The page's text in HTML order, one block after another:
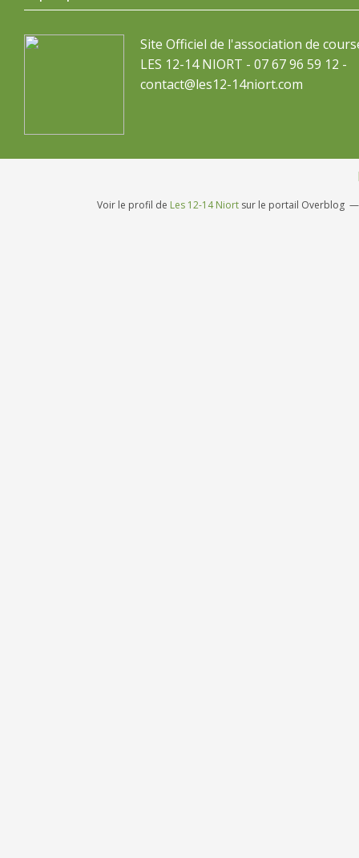
Site Officiel de l'association de
LES 12-14 NIORT - 07 67 96 59 12 -
contact@les12-14niort.com
Voir le profil de Les 12-14 Niort sur le portail Overblog